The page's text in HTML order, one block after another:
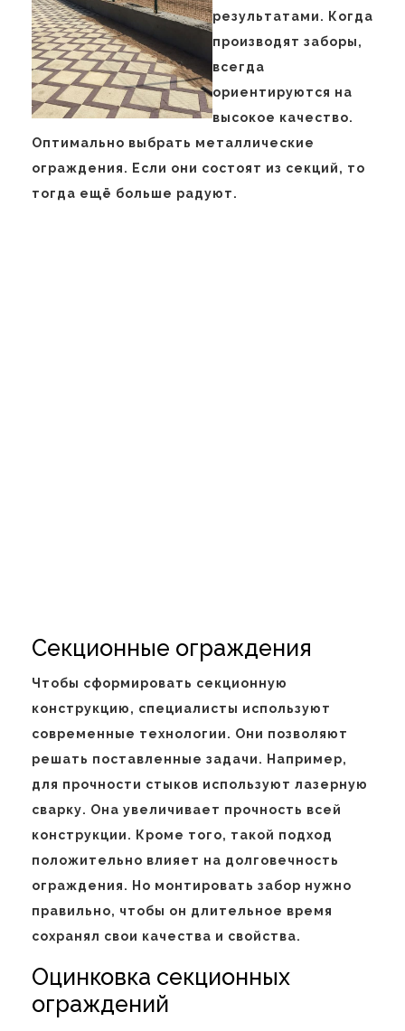
результатами. Когда
производят заборы,
всегда
ориентируются на
высокое качество.
Оптимально выбрать металлические
ограждения. Если они состоят из секций, то
тогда ещё больше радуют.
Секционные ограждения
Чтобы сформировать секционную
конструкцию, специалисты используют
современные технологии. Они позволяют
решать поставленные задачи. Например,
для прочности стыков используют лазерную
сварку. Она увеличивает прочность всей
конструкции. Кроме того, такой подход
положительно влияет на долговечность
ограждения. Но монтировать забор нужно
правильно, чтобы он длительное время
сохранял свои качества и свойства.
Оцинковка секционных
ограждений